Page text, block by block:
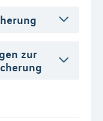
zur